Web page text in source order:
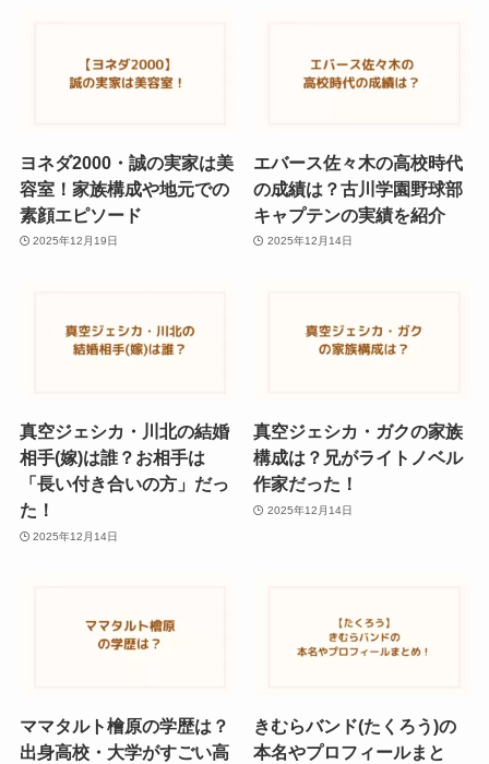
ヨネダ2000・誠の実家は美
容室！家族構成や地元での
素顔エピソード
2025年12月19日
エバース佐々木の高校時代
の成績は？古川学園野球部
キャプテンの実績を紹介
2025年12月14日
真空ジェシカ・川北の結婚
相手(嫁)は誰？お相手は
「長い付き合いの方」だっ
た！
2025年12月14日
真空ジェシカ・ガクの家族
構成は？兄がライトノベル
作家だった！
2025年12月14日
ママタルト檜原の学歴は？
出身高校・大学がすごい高
きむらバンド(たくろう)の
本名やプロフィールまと